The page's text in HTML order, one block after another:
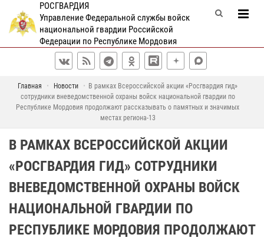
РОСГВАРДИЯ
Управление Федеральной службы войск
национальной гвардии Российской
Федерации по Республике Мордовия
Главная Новости
В рамках Всероссийской акции «Росгвардия гид»
сотрудники вневедомственной охраны войск национальной гвардии по
Республике Мордовия продолжают рассказывать о памятных и значимых
местах региона-13
В РАМКАХ ВСЕРОССИЙСКОЙ АКЦИИ
«РОСГВАРДИЯ ГИД» СОТРУДНИКИ
ВНЕВЕДОМСТВЕННОЙ ОХРАНЫ ВОЙСК
НАЦИОНАЛЬНОЙ ГВАРДИИ ПО
РЕСПУБЛИКЕ МОРДОВИЯ ПРОДОЛЖАЮТ